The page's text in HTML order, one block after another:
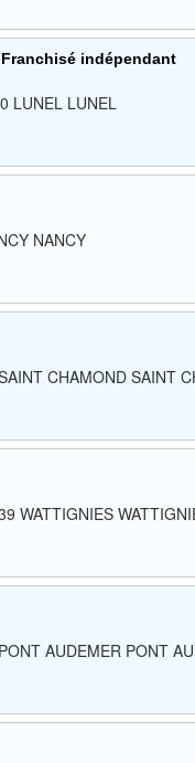
indépendant
LUNEL LUNEL
NANCY
CHAMOND SAINT
WATTIGNIES
AUDEMER PONT